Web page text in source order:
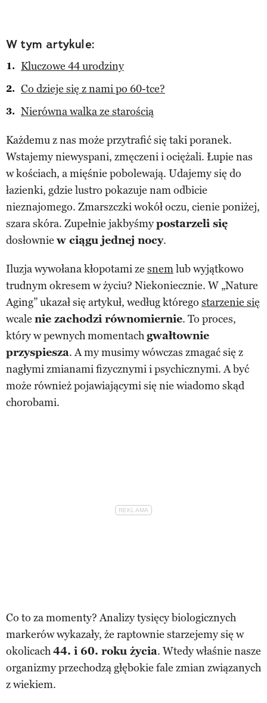
W tym artykule:
Kluczowe 44 urodziny
Co dzieje się z nami po 60-tce?
Nierówna walka ze starością
Każdemu z nas może przytrafić się taki poranek.
Wstajemy niewyspani, zmęczeni i ociężali. Łupie nas
w kościach, a mięśnie pobolewają. Udajemy się do
łazienki, gdzie lustro pokazuje nam odbicie
nieznajomego. Zmarszczki wokół oczu, cienie poniżej,
szara skóra. Zupełnie jakbyśmypostarzeli się
dosłownie w ciągu jednej nocy.
Iluzja wywołana kłopotami ze snemlub wyjątkowo
trudnym okresem w życiu? Niekoniecznie. W „Nature
Aging” ukazał się artykuł, według którego starzenie się
wcale nie zachodzi równomiernie. To proces,
który w pewnych momentachgwałtownie
przyspiesza. A my musimy wówczas zmagać się z
nagłymi zmianami fizycznymi i psychicznymi. A być
może również pojawiającymi się nie wiadomo skąd
chorobami.
Co to za momenty? Analizy tysięcy biologicznych
markerów wykazały, że raptownie starzejemy się w
okolicach44. i 60. roku życia. Wtedy właśnie nasze
organizmy przechodzą głębokie fale zmian związanych
z wiekiem.